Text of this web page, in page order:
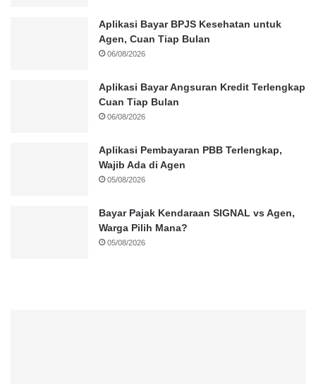
Aplikasi Bayar BPJS Kesehatan untuk
Agen, Cuan Tiap Bulan
06/08/2026
Aplikasi Bayar Angsuran Kredit Terlengkap
Cuan Tiap Bulan
06/08/2026
Aplikasi Pembayaran PBB Terlengkap,
Wajib Ada di Agen
05/08/2026
Bayar Pajak Kendaraan SIGNAL vs Agen,
Warga Pilih Mana?
05/08/2026